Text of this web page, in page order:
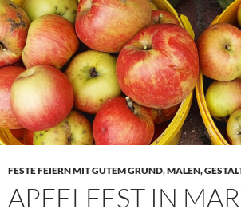
FESTE FEIERN MIT GUTEM GRUND,MALEN,
APFELFEST IN